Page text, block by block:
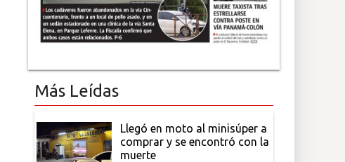
Más Leídas
Llegó en moto al minisúper a
comprar y se encontró con la
muerte